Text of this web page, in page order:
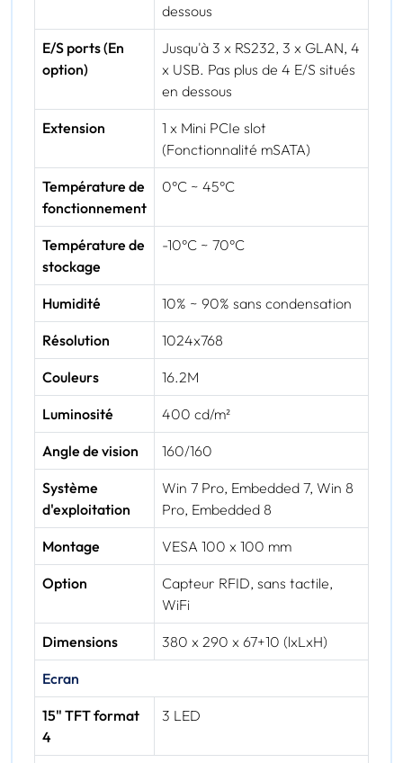
dessous
E/S ports (En
option)
Jusqu'à 3 x RS232, 3 x GLAN, 4
x USB. Pas plus de 4 E/S situés
en dessous
Extension
1 x Mini PCIe slot
(Fonctionnalité mSATA)
Température de
fonctionnement
0°C ~ 45°C
Température de
stockage
-10°C ~ 70°C
Humidité 10% ~ 90% sans condensation
Résolution 1024x768
Couleurs 16.2M
Luminosité 400 cd/m²
Angle de vision 160/160
Système
d'exploitation
Win 7 Pro, Embedded 7, Win 8
Pro, Embedded 8
Montage VESA 100 x 100 mm
Option
Capteur RFID, sans tactile,
WiFi
Dimensions 380 x 290 x 67+10 (lxLxH)
Ecran
15" TFT format
4
3 LED